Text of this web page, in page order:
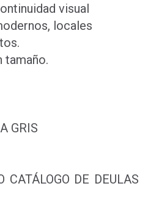
visual
locales
tamaño.
CATÁLOGO DE DEULAS